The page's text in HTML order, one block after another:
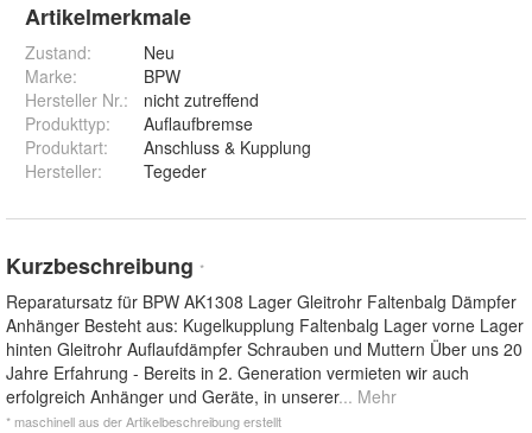
Artikelmerkmale
Zustand:
Neu
Marke:
BPW
Hersteller Nr.:
nicht zutreffend
Produkttyp:
Auflaufbremse
Produktart:
Anschluss & Kupplung
Hersteller: Tegeder
Kurzbeschreibung *
Reparatursatz für BPW AK1308 Lager Gleitrohr Faltenbalg Dämpfer
Anhänger Besteht aus: Kugelkupplung Faltenbalg Lager vorne Lager
hinten Gleitrohr Auflaufdämpfer Schrauben und Muttern Über uns 20
Jahre Erfahrung - Bereits in 2. Generation vermieten wir auch
erfolgreich Anhänger und Geräte, in unserer... Mehr
* maschinell aus der Artikelbeschreibung erstellt